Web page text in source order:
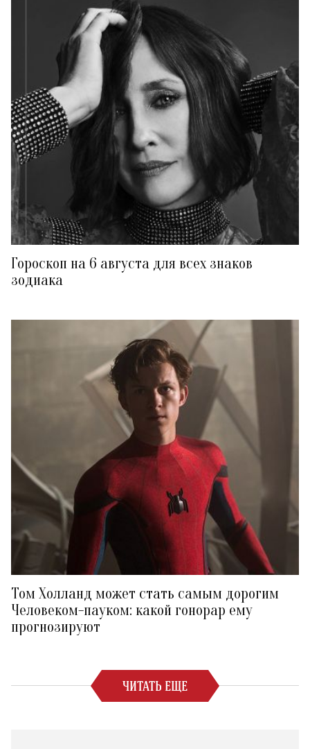
Гороскоп на 6 августа для всех знаков
зодиака
Том Холланд может стать самым дорогим
Человеком-пауком: какой гонорар ему
прогнозируют
ЧИТАТЬ ЕЩЕ